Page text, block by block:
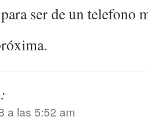
ser de un telefono
a las 5:52 am